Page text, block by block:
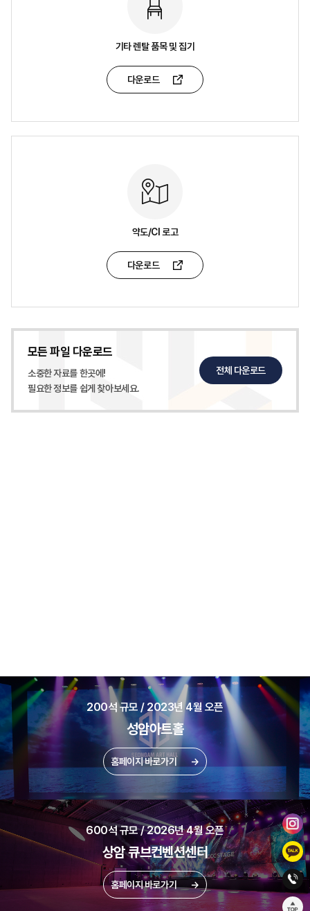
기타 렌탈 품목 및 집기
다운로드
약도/CI 로고
다운로드
모든 파일 다운로드
소중한 자료를 한곳에!
필요한 정보를 쉽게 찾아보세요.
전체 다운로드
200석 규모 / 2023년 4월 오픈
성암아트홀
홈페이지 바로가기 →
600석 규모 / 2026년 4월 오픈
상암 큐브컨벤션센터
홈페이지 바로가기 →